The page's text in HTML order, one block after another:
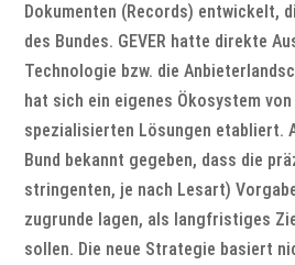
Dokumenten (Records) entwickelt,
des Bundes. GEVER hatte direkte
Technologie bzw. die
hat sich ein eigenes Ökosystem
spezialisierten Lösungen etabliert.
Bund bekannt gegeben, dass die
stringenten, je nach Lesart)
zugrunde lagen, als langfristiges
sollen. Die neue Strategie basiert